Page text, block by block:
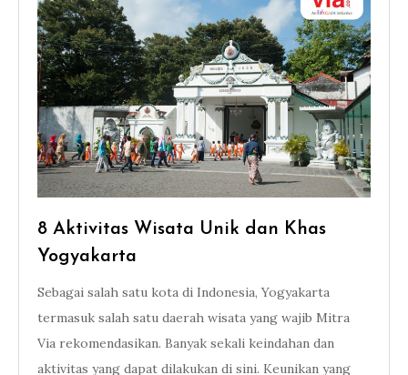
8 Aktivitas Wisata Unik dan Khas
Yogyakarta
Sebagai salah satu kota di Indonesia, Yogyakarta
termasuk salah satu daerah wisata yang wajib Mitra
Via rekomendasikan. Banyak sekali keindahan dan
aktivitas yang dapat dilakukan di sini. Keunikan yang